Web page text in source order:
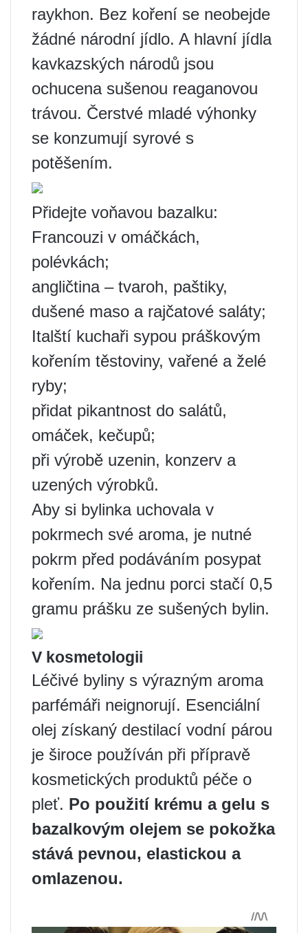
raykhon. Bez koření se neobejde
žádné národní jídlo. A hlavní jídla
kavkazských národů jsou
ochucena sušenou reaganovou
trávou. Čerstvé mladé výhonky
se konzumují syrové s
potěšením.
Přidejte voňavou bazalku:
Francouzi v omáčkách,
polévkách;
angličtina – tvaroh, paštiky,
dušené maso a rajčatové saláty;
Italští kuchaři sypou práškovým
kořením těstoviny, vařené a želé
ryby;
přidat pikantnost do salátů,
omáček, kečupů;
při výrobě uzenin, konzerv a
uzených výrobků.
Aby si bylinka uchovala v
pokrmech své aroma, je nutné
pokrm před podáváním posypat
kořením. Na jednu porci stačí 0,5
gramu prášku ze sušených bylin.
V kosmetologii
Léčivé byliny s výrazným aroma
parfémáři neignorují. Esenciální
olej získaný destilací vodní párou
je široce používán při přípravě
kosmetických produktů péče o
pleť. Po použití krému a gelu s
bazalkovým olejem se pokožka
stává pevnou, elastickou a
omlazenou.